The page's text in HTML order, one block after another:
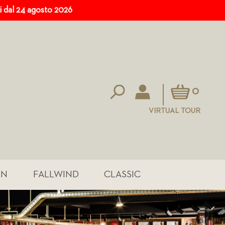
24 agosto 2026
Carrello0
VIRTUAL TOUR
FALLWIND CLASSIC